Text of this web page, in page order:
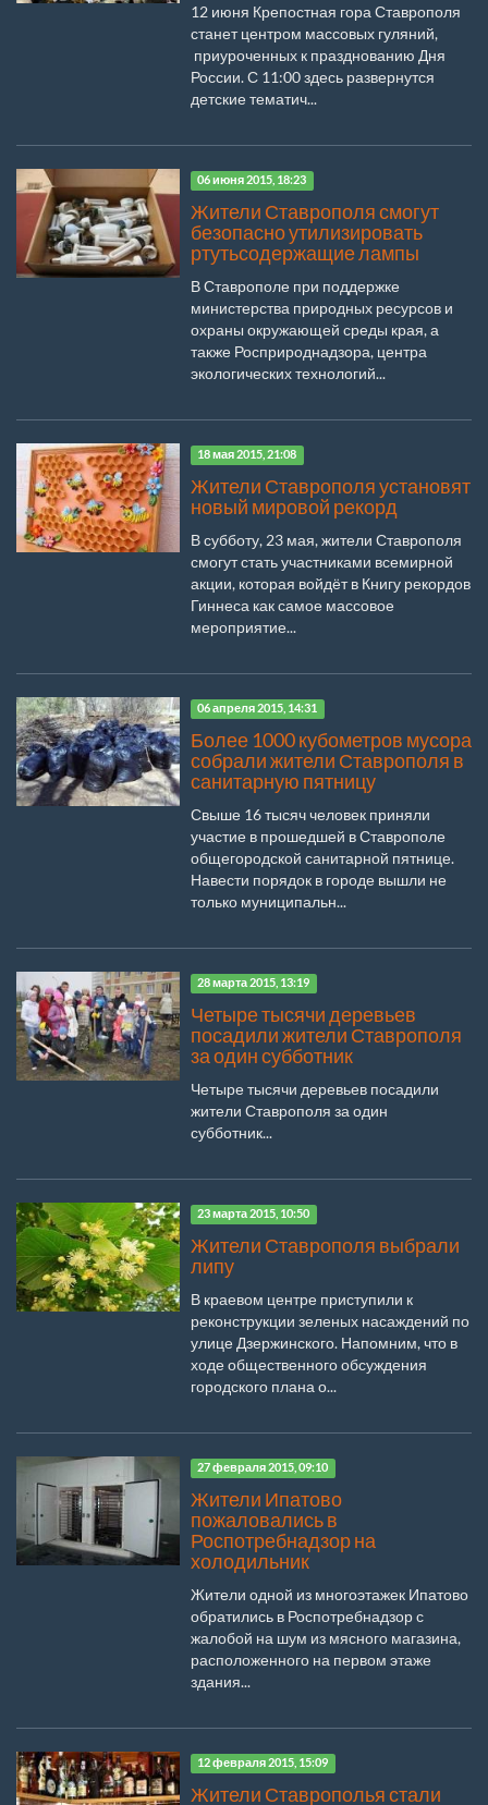
12 июня Крепостная гора Ставрополя
станет центром массовых гуляний,
приуроченных к празднованию Дня
России. С 11:00 здесь развернутся
детские тематич...
06 июня 2015, 18:23
Жители Ставрополя смогут
безопасно утилизировать
ртутьсодержащие лампы
В Ставрополе при поддержке
министерства природных ресурсов и
охраны окружающей среды края, а
также Росприроднадзора, центра
экологических технологий...
18 мая 2015, 21:08
Жители Ставрополя установят
новый мировой рекорд
В субботу, 23 мая, жители Ставрополя
смогут стать участниками всемирной
акции, которая войдёт в Книгу рекордов
Гиннеса как самое массовое
мероприятие...
06 апреля 2015, 14:31
Более 1000 кубометров мусора
собрали жители Ставрополя в
санитарную пятницу
Свыше 16 тысяч человек приняли
участие в прошедшей в Ставрополе
общегородской санитарной пятнице.
Навести порядок в городе вышли не
только муниципальн...
28 марта 2015, 13:19
Четыре тысячи деревьев
посадили жители Ставрополя
за один субботник
Четыре тысячи деревьев посадили
жители Ставрополя за один
субботник...
23 марта 2015, 10:50
Жители Ставрополя выбрали
липу
В краевом центре приступили к
реконструкции зеленых насаждений по
улице Дзержинского. Напомним, что в
ходе общественного обсуждения
городского плана о...
27 февраля 2015, 09:10
Жители Ипатово
пожаловались в
Роспотребнадзор на
холодильник
Жители одной из многоэтажек Ипатово
обратились в Роспотребнадзор с
жалобой на шум из мясного магазина,
расположенного на первом этаже
здания...
12 февраля 2015, 15:09
Жители Ставрополья стали